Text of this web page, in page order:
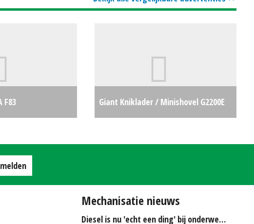
F83
Giant Kniklader / Minishovel G2200E
Mechanisatie nieuws
Diesel is nu 'echt een ding' bij onderwerken